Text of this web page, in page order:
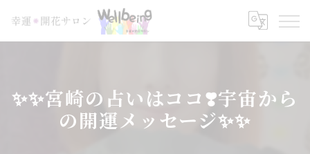
✨✨宮崎の占いはココ❣️宇宙から
の開運メッセージ✨✨